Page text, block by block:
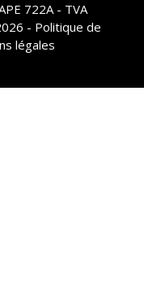
722A - TVA
- Politique de
légales